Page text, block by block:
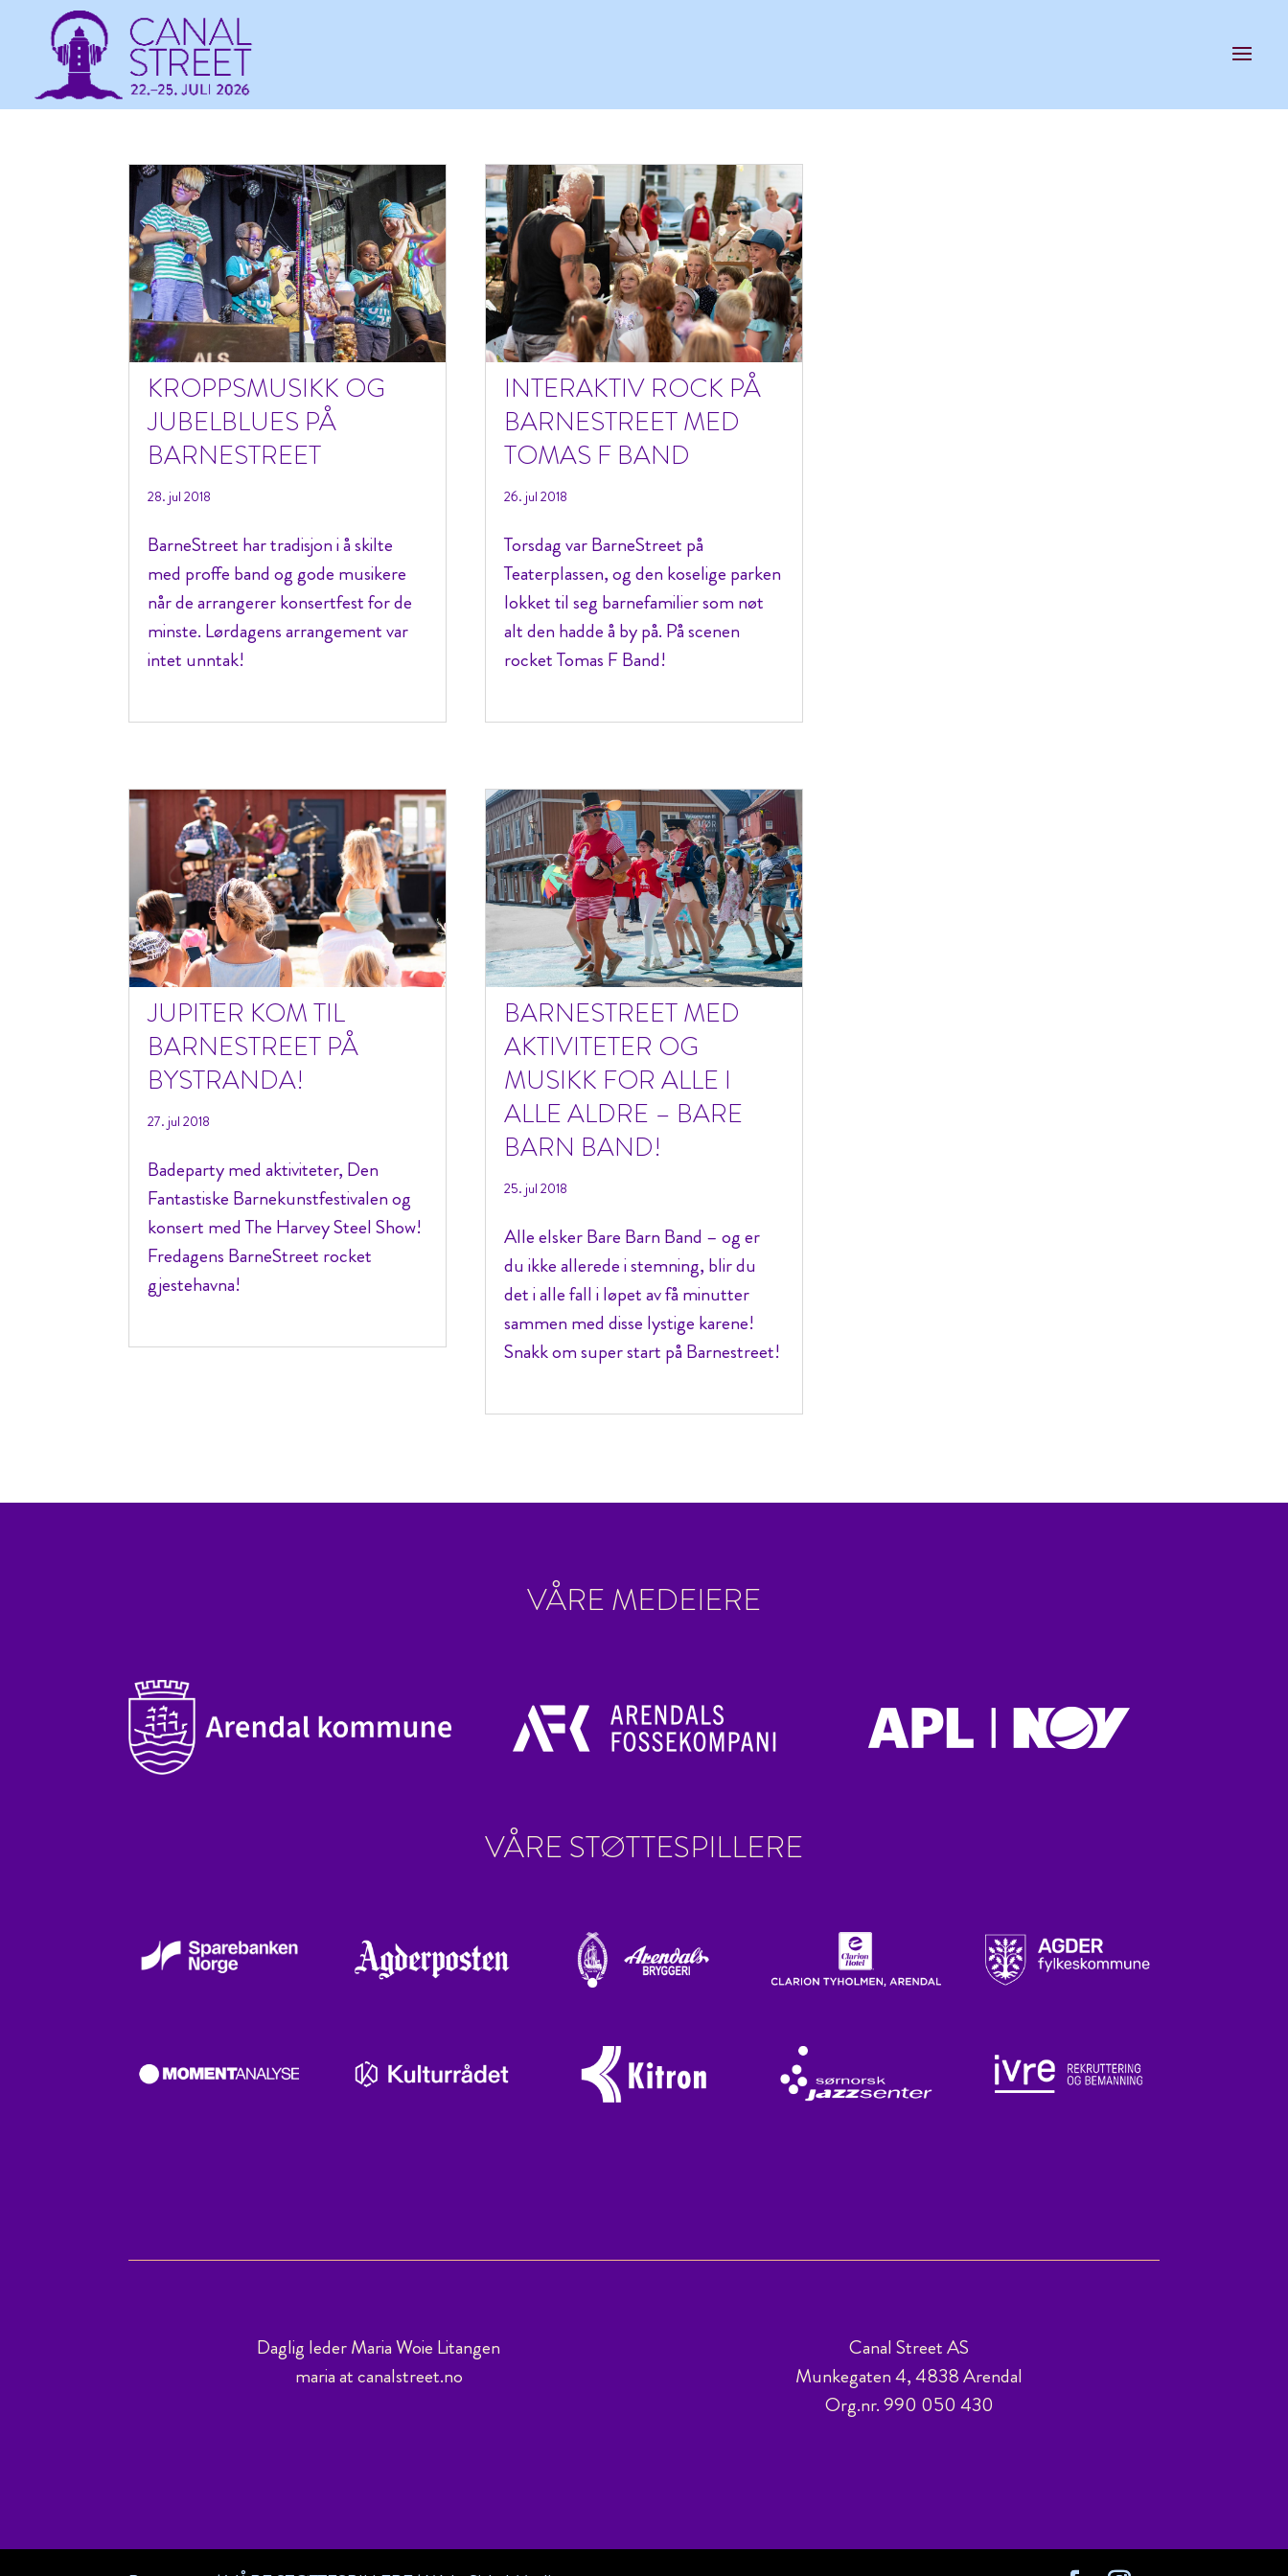
KROPPSMUSIKK OG
JUBELBLUES PÅ
BARNESTREET
28. jul 2018
BarneStreet har tradisjon i å skilte
med proffe band og gode musikere
når de arrangerer konsertfest for de
minste. Lørdagens arrangement var
intet unntak!
JUPITER KOM TIL
BARNESTREET PÅ
BYSTRANDA!
27. jul 2018
Badeparty med aktiviteter, Den
Fantastiske Barnekunstfestivalen og
konsert med The Harvey Steel Show!
Fredagens BarneStreet rocket
gjestehavna!
INTERAKTIV ROCK PÅ
BARNESTREET MED
TOMAS F BAND
26. jul 2018
Torsdag var BarneStreet på
Teaterplassen, og den koselige parken
lokket til seg barnefamilier som nøt
alt den hadde å by på. På scenen
rocket Tomas F Band!
BARNESTREET MED
AKTIVITETER OG
MUSIKK FOR ALLE I
ALLE ALDRE – BARE
BARN BAND!
25. jul 2018
Alle elsker Bare Barn Band – og er
du ikke allerede i stemning, blir du
det i alle fall i løpet av få minutter
sammen med disse lystige karene!
Snakk om super start på Barnestreet!
VÅRE MEDEIERE
VÅRE STØTTESPILLERE
Daglig leder Maria Woie Litangen
maria at canalstreet.no
Canal Street AS
Munkegaten 4, 4838 Arendal
Org.nr. 990 050 430